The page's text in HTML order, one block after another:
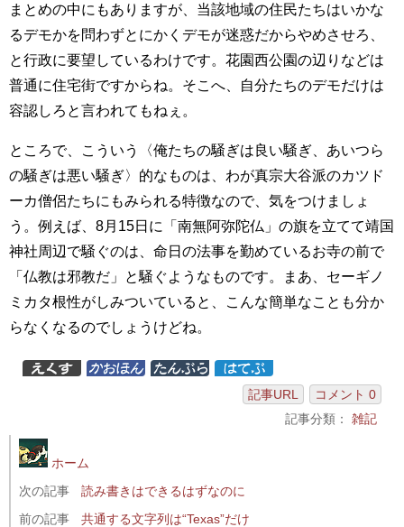
まとめの中にもありますが、当該地域の住民たちはいかな
るデモかを問わずとにかくデモが迷惑だからやめさせろ、
と行政に要望しているわけです。花園西公園の辺りなどは
普通に住宅街ですからね。そこへ、自分たちのデモだけは
容認しろと言われてもねぇ。
ところで、こういう〈俺たちの騒ぎは良い騒ぎ、あいつら
の騒ぎは悪い騒ぎ〉的なものは、わが真宗大谷派のカツド
ーカ僧侶たちにもみられる特徴なので、気をつけましょ
う。例えば、8月15日に「南無阿弥陀仏」の旗を立てて靖国
神社周辺で騒ぐのは、命日の法事を勤めているお寺の前で
「仏教は邪教だ」と騒ぐようなものです。まあ、セーギノ
ミカタ根性がしみついていると、こんな簡単なことも分か
らなくなるのでしょうけどね。
記事URL
コメント 0
記事分類： 雑記
ホーム
次の記事
読み書きはできるはずなのに
前の記事
共通する文字列は“Texas”だけ